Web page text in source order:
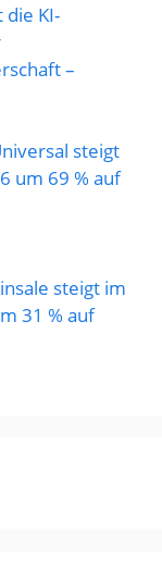
die KI-
–
steigt
um 69 % auf
steigt im
31 % auf